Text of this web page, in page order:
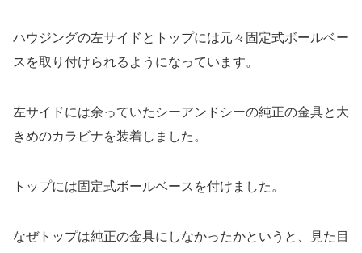
ハウジングの左サイドとトップには元々固定式ボールベー
スを取り付けられるようになっています。
左サイドには余っていたシーアンドシーの純正の金具と大
きめのカラビナを装着しました。
トップには固定式ボールベースを付けました。
なぜトップは純正の金具にしなかったかというと、見た目